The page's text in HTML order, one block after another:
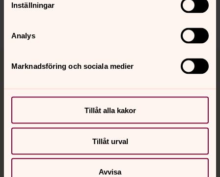
Inställningar
Analys
Marknadsföring och sociala medier
Tillåt alla kakor
Tillåt urval
Avvisa
Senast ändrad 13 mars 2026
Kontakt